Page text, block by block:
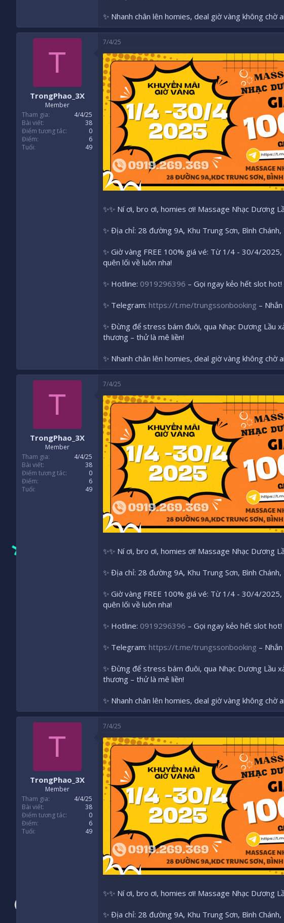
✨ Nhanh chân lên homies, deal giờ vàng không chờ
T
TrongPhao_3X
Member
Tham gia
4/4/25
Bài viết
38
Điểm tương tác
0
Điểm
6
Tuổi
49
7/4/25
✨✨ Ní ơi, bro ơi, homies ơi! Massage Nhạc Dương
✨ Địa chỉ: 28 đường 9A, Khu Trung Sơn, Bình Chánh,
✨ Giờ vàng FREE 100% giá vé: Từ 1/4 - 30/4/
quên lối về luôn nha!
✨ Hotline: 0919296396 – Gọi ngay kẻo hết slot hot!
✨ Telegram: https://t.me/trungssonbooking –
✨ Đừng để stress bám đuôi, qua Nhạc Dương Lầu
thương – thử là mê liền!
✨ Nhanh chân lên homies, deal giờ vàng không chờ
T
TrongPhao_3X
Member
Tham gia
4/4/25
Bài viết
38
Điểm tương tác
0
Điểm
6
Tuổi
49
7/4/25
✨✨ Ní ơi, bro ơi, homies ơi! Massage Nhạc Dương
✨ Địa chỉ: 28 đường 9A, Khu Trung Sơn, Bình Chánh,
✨ Giờ vàng FREE 100% giá vé: Từ 1/4 - 30/4/
quên lối về luôn nha!
✨ Hotline: 0919296396 – Gọi ngay kẻo hết slot hot!
✨ Telegram: https://t.me/trungssonbooking –
✨ Đừng để stress bám đuôi, qua Nhạc Dương Lầu
thương – thử là mê liền!
✨ Nhanh chân lên homies, deal giờ vàng không chờ
T
TrongPhao_3X
Member
Tham gia
4/4/25
Bài viết
38
Điểm tương tác
0
Điểm
6
Tuổi
49
7/4/25
✨✨ Ní ơi, bro ơi, homies ơi! Massage Nhạc Dương
✨ Địa chỉ: 28 đường 9A, Khu Trung Sơn, Bình Chánh,